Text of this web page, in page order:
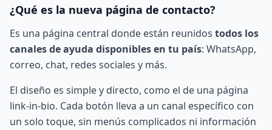
¿Qué es la nueva página de contacto?
Es una página central donde están reunidos todos los
canales de ayuda disponibles en tu país: WhatsApp,
correo, chat, redes sociales y más.
El diseño es simple y directo, como el de una página
link-in-bio. Cada botón lleva a un canal específico con
un solo toque, sin menús complicados ni información